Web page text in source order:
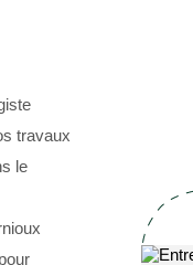
travaux
le